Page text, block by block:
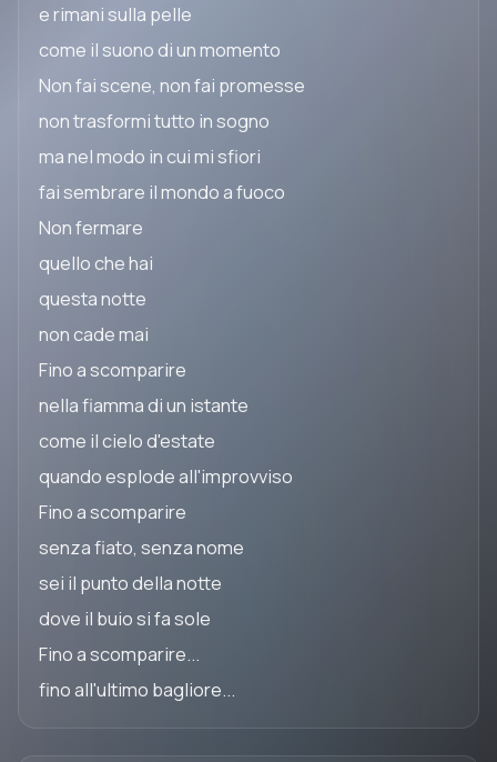
e rimani sulla pelle
come il suono di un momento
Non fai scene, non fai promesse
non trasformi tutto in sogno
ma nel modo in cui mi sfiori
fai sembrare il mondo a fuoco
Non fermare
quello che hai
questa notte
non cade mai
Fino a scomparire
nella fiamma di un istante
come il cielo d'estate
quando esplode all'improvviso
Fino a scomparire
senza fiato, senza nome
sei il punto della notte
dove il buio si fa sole
Fino a scomparire...
fino all'ultimo bagliore...